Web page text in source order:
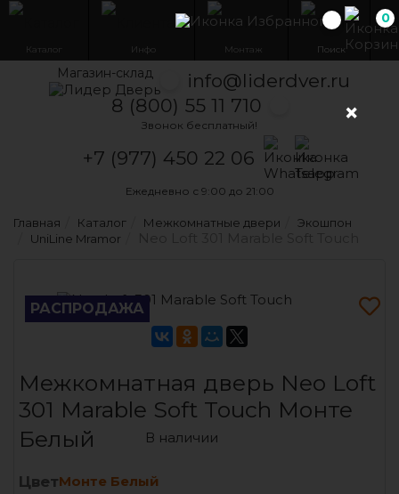
Магазин-склад
info@liderdver.ru
8 (800) 55 11 710
Звонок бесплатный!
+7 (977) 450 22 06
Написать на
Написать на
Ежедневно с 9:00 до 21:00
0
Каталог Инфо Монтаж Поиск
Главная Каталог Межкомнатные двери
Экошпон
UniLine Mramor
РАСПРОДАЖА
Межкомнатная дверь Neo Loft
301 Marable Soft Touch Монте
Белый
В наличии
ЦветМонте Белый
×